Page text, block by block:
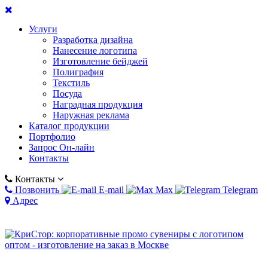
Услуги
Разработка дизайна
Нанесение логотипа
Изготовление бейджей
Полиграфия
Текстиль
Посуда
Наградная продукция
Наружная реклама
Каталог продукции
Портфолио
Запрос Он-лайн
Контакты
Контакты
Позвонить
E-mail Max
Telegram
Адрес